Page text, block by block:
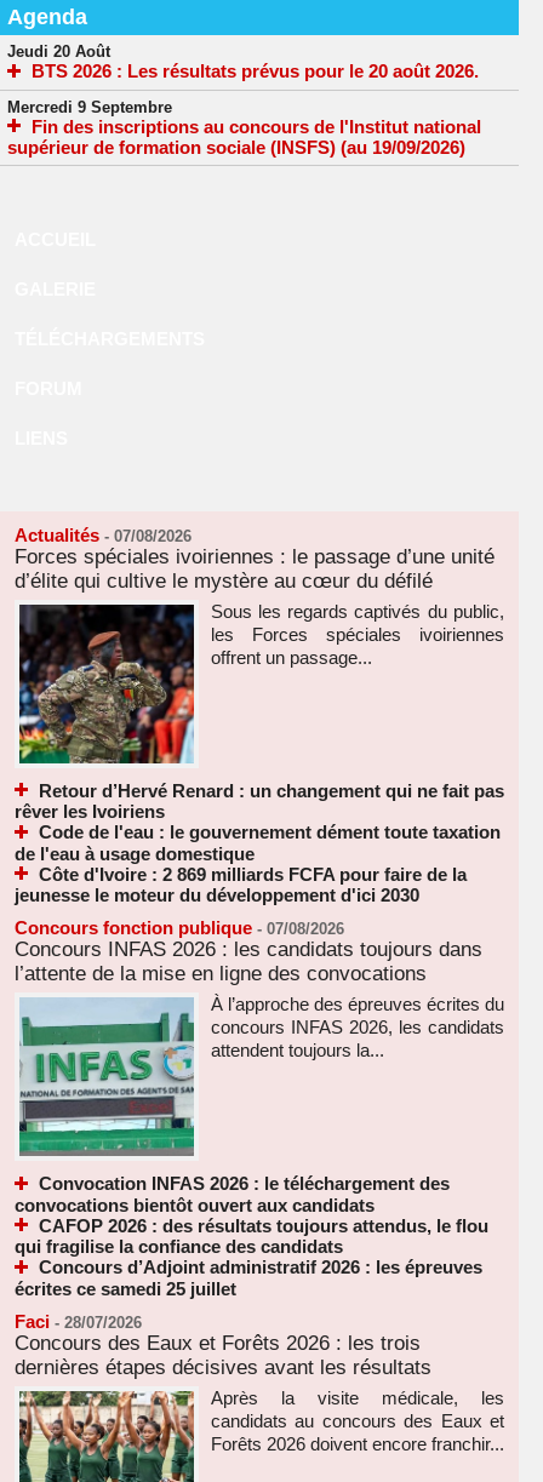
Agenda
Jeudi 20 Août
BTS 2026 : Les résultats prévus pour le 20 août 2026.
Mercredi 9 Septembre
Fin des inscriptions au concours de l'Institut national
supérieur de formation sociale (INSFS) (au 19/09/2026)
Actualités - 07/08/2026
Forces spéciales ivoiriennes : le passage d’une unité
d’élite qui cultive le mystère au cœur du défilé
Sous les regards captivés du public,
les Forces spéciales ivoiriennes
offrent un passage...
Retour d’Hervé Renard : un changement qui ne fait pas
rêver les Ivoiriens
Code de l'eau : le gouvernement dément toute taxation
de l'eau à usage domestique
Côte d'Ivoire : 2 869 milliards FCFA pour faire de la
jeunesse le moteur du développement d'ici 2030
Concours fonction publique - 07/08/2026
Concours INFAS 2026 : les candidats toujours dans
l’attente de la mise en ligne des convocations
À l’approche des épreuves écrites du
concours INFAS 2026, les candidats
attendent toujours la...
Convocation INFAS 2026 : le téléchargement des
convocations bientôt ouvert aux candidats
CAFOP 2026 : des résultats toujours attendus, le flou
qui fragilise la confiance des candidats
Concours d’Adjoint administratif 2026 : les épreuves
écrites ce samedi 25 juillet
Faci - 28/07/2026
Concours des Eaux et Forêts 2026 : les trois
dernières étapes décisives avant les résultats
Après la visite médicale, les
candidats au concours des Eaux et
Forêts 2026 doivent encore franchir...